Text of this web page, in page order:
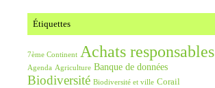
Étiquettes
7ème Continent Achats responsables
Agenda Agriculture Banque de données
Biodiversité Biodiversité et ville Corail